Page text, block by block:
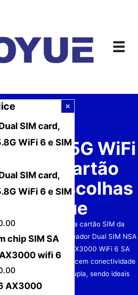
5G WiFi
para Cartão
Escolhas
5G WiFi com slot para cartão SIM da
como o roteador Dual SIM NSA
voz e o roteador 5G AX3000 WiFi 6 SA
desempenho oferecem conectividade
e suporte de banda dupla, sendo ideais
SIM card,
WiFi 6 e SIM
SIM card,
WiFi 6 e SIM
chip SIM SA
wifi 6
AX3000